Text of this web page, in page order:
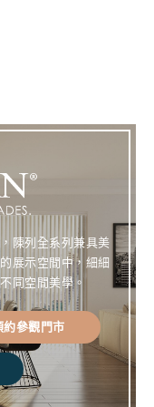
陳列全系列兼具美
展示空間中，細細
同空間美學。
約參觀門市